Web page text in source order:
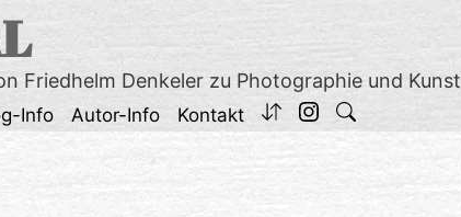
Friedhelm Denkeler zu Photographie und Kunst
Info Autor-Info Kontakt